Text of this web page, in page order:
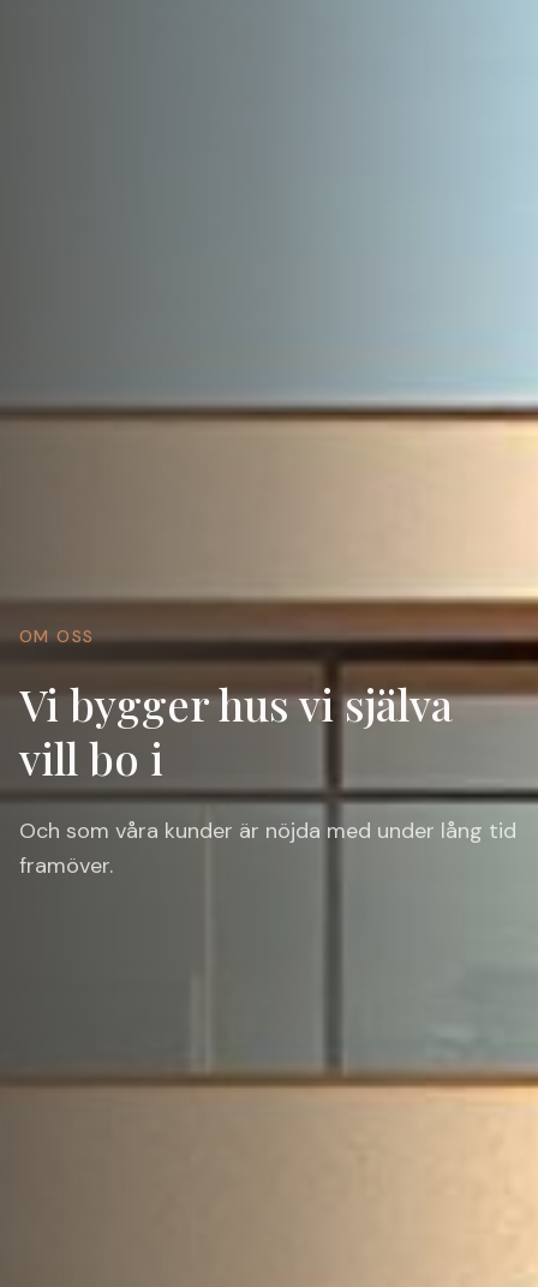
OM OSS
Vi bygger hus vi själva
vill bo i
Och som våra kunder är nöjda med under lång tid
framöver.